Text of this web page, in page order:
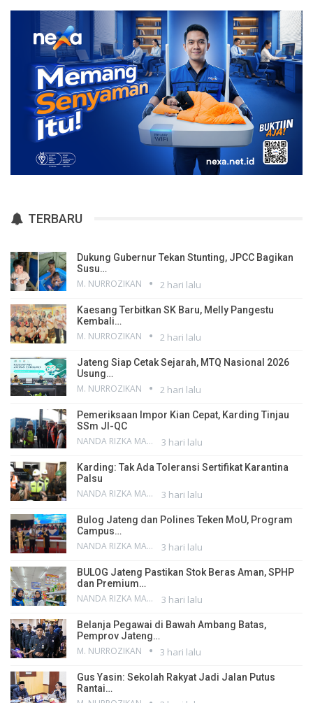
TERBARU
Dukung Gubernur Tekan Stunting, JPCC Bagikan
Susu…
M. NURROZIKAN 2 hari lalu
Kaesang Terbitkan SK Baru, Melly Pangestu
Kembali…
M. NURROZIKAN 2 hari lalu
Jateng Siap Cetak Sejarah, MTQ Nasional 2026
Usung…
M. NURROZIKAN 2 hari lalu
Pemeriksaan Impor Kian Cepat, Karding Tinjau
SSm JI-QC
NANDA RIZKA MAHENDRA 3 hari lalu
Karding: Tak Ada Toleransi Sertifikat Karantina
Palsu
NANDA RIZKA MAHENDRA 3 hari lalu
Bulog Jateng dan Polines Teken MoU, Program
Campus…
NANDA RIZKA MAHENDRA 3 hari lalu
BULOG Jateng Pastikan Stok Beras Aman, SPHP
dan Premium…
NANDA RIZKA MAHENDRA 3 hari lalu
Belanja Pegawai di Bawah Ambang Batas,
Pemprov Jateng…
M. NURROZIKAN 3 hari lalu
Gus Yasin: Sekolah Rakyat Jadi Jalan Putus
Rantai…